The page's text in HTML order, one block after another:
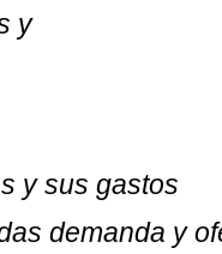
y
y sus gastos
demanda y